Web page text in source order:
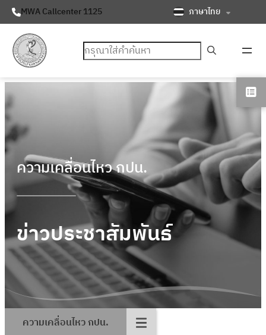
MWA Callcenter 1125 ภาษาไทย
ค้นหา
ความเคลื่อนไหว กปน.
ข่าวประชาสัมพันธ์
ความเคลื่อนไหว กปน.